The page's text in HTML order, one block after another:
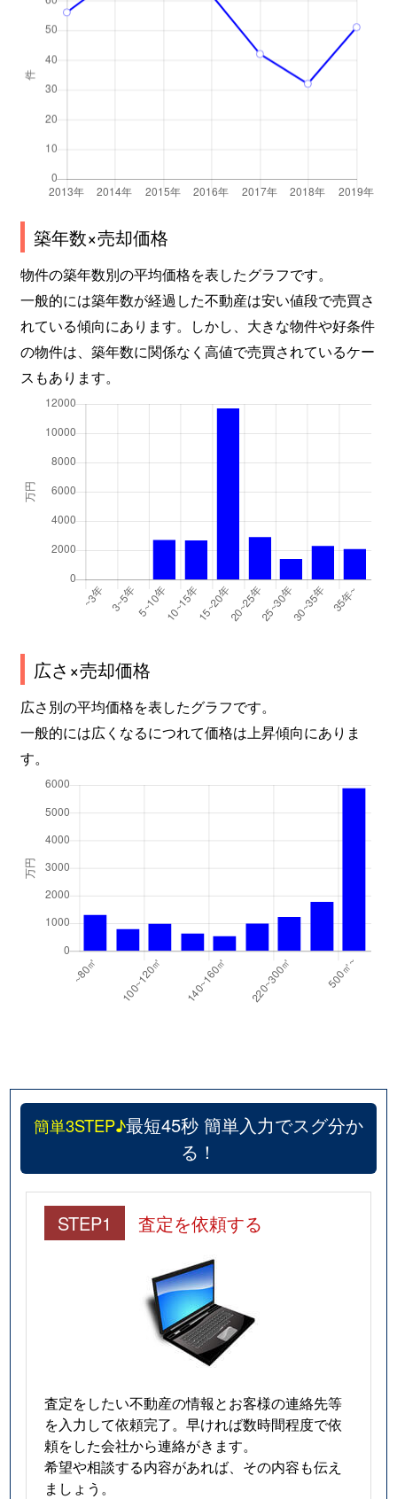
築年数×売却価格
物件の築年数別の平均価格を表したグラフです。
一般的には築年数が経過した不動産は安い値段で売買さ
れている傾向にあります。しかし、大きな物件や好条件
の物件は、築年数に関係なく高値で売買されているケー
スもあります。
広さ×売却価格
広さ別の平均価格を表したグラフです。
一般的には広くなるにつれて価格は上昇傾向にありま
す。
簡単3STEP♪最短45秒 簡単入力でスグ分か
る！
STEP1 査定を依頼する
査定をしたい不動産の情報とお客様の連絡先等
を入力して依頼完了。早ければ数時間程度で依
頼をした会社から連絡がきます。
希望や相談する内容があれば、その内容も伝え
ましょう。